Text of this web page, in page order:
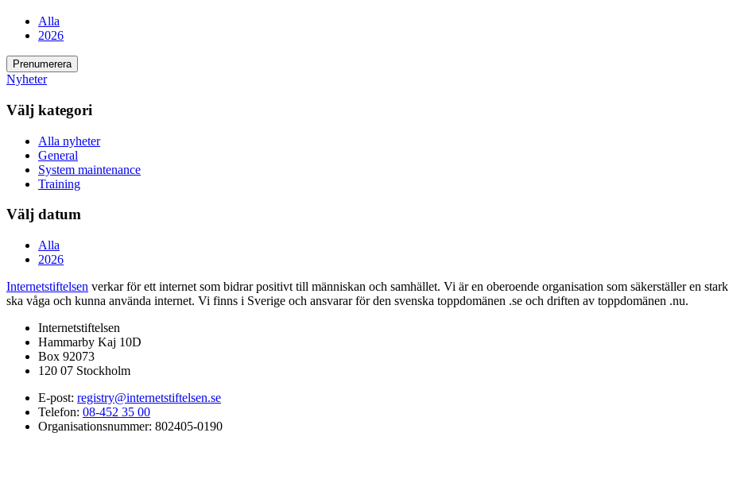
Alla
2026
Prenumerera
Nyheter
Välj kategori
Alla nyheter
General
System maintenance
Training
Välj datum
Alla
2026
Internetstiftelsen verkar för ett internet som bidrar positivt till människan och samhället. Vi är en oberoende organisation som säkerställer en
ska våga och kunna använda internet. Vi finns i Sverige och ansvarar för den svenska toppdomänen .se och driften av toppdomänen .nu.
Internetstiftelsen
Hammarby Kaj 10D
Box 92073
120 07 Stockholm
E-post: registry@internetstiftelsen.se
Telefon: 08-452 35 00
Organisationsnummer: 802405-0190